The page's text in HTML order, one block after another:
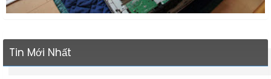
Tin Mới Nhất